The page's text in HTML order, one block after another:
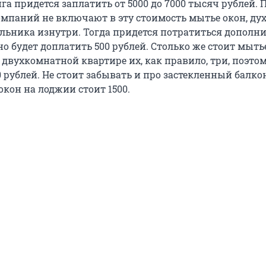
придется заплатить от 5000 до 7000 тысяч рублей.
не включают в эту стоимость мытье окон,
изнутри. Тогда придется потратиться
будет доплатить 500 рублей. Столько же стоит
квартире их, как правило, три,
рублей. Не стоит забывать и про застекленный
на лоджии стоит 1500.